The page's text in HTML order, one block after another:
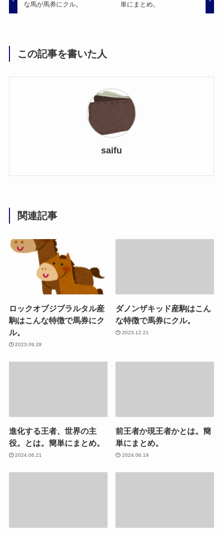
な馬が馬券にクル。
単にまとめ。
この記事を書いた人
saifu
関連記事
ロックオブジブラルタル産
駒はこんな特徴で馬券にク
ル。
2023.09.28
ダノンザキッド産駒はこん
な特徴で馬券にクル。
2023.12.21
進化する王者、世界の主
役。とは。簡単にまとめ。
2024.06.21
前王者か現王者かとは。簡
単にまとめ。
2024.06.19